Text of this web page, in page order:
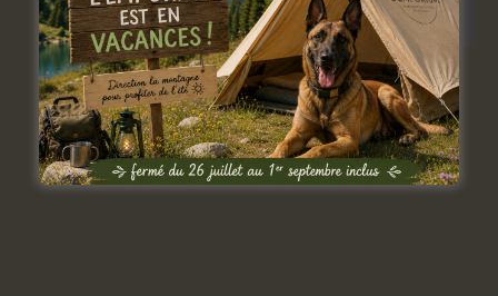
CodeNames
4,00 € par semaine
Louer
So Clover !
4,00€par semaine
Louer